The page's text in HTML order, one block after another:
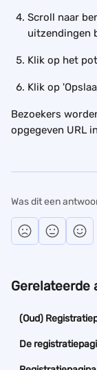
Scroll naar
uitzendingen
Klik op het
Klik op
Bezoekers
opgegeven URL
Was dit een
Gerelateerde
(Oud)
De